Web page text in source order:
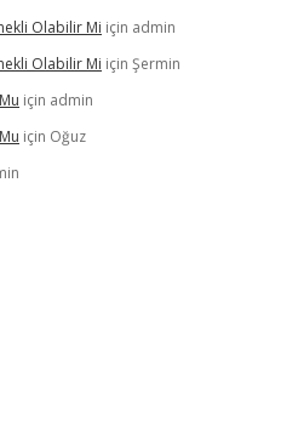
Olabilir Mi için admin
Olabilir Mi için Şermin
için admin
için Oğuz